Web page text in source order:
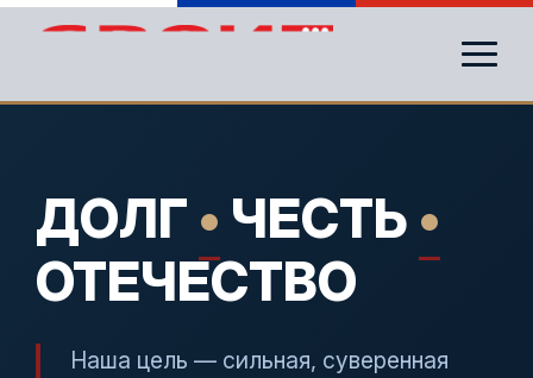
ДОЛГ • ЧЕСТЬ •
ОТЕЧЕСТВО
Наша цель — сильная, суверенная